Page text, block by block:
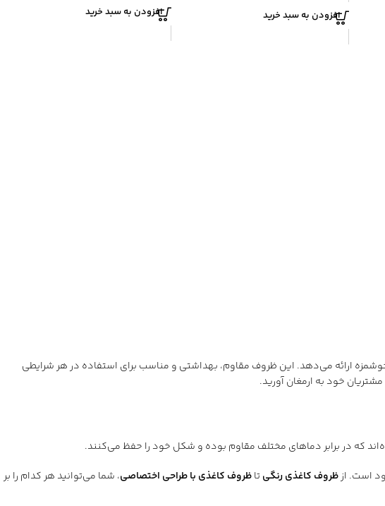
افزودن به سبد خرید افزودن به سبد خرید
ارائه می‌دهد. این ظروف مقاوم، بهداشتی و مناسب برای استفاده در هر شرایطی
خود به ارمغان آورید.
که در برابر دماهای مختلف مقاوم بوده و شکل خود را حفظ می‌کنند.
است. ازظروف کاغذی رنگی تاظروف کاغذی با طراحی اختصاصی، شما می‌توانید هر کدام را بر